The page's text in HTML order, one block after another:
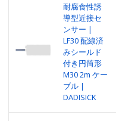
耐腐食性誘
導型近接セ
ンサー |
LF30 配線済
みシールド
付き円筒形
M30 2m ケー
ブル |
DADISICK